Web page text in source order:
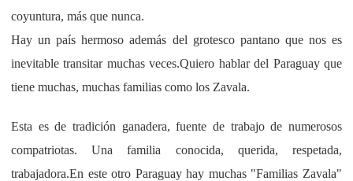
coyuntura, más que nunca.
Hay un país hermoso además del grotesco pantano que nos es
inevitable transitar muchas veces.Quiero hablar del Paraguay que
tiene muchas, muchas familias como los Zavala.
Esta es de tradición ganadera, fuente de trabajo de numerosos
compatriotas. Una familia conocida, querida, respetada,
trabajadora.En este otro Paraguay hay muchas "Familias Zavala"